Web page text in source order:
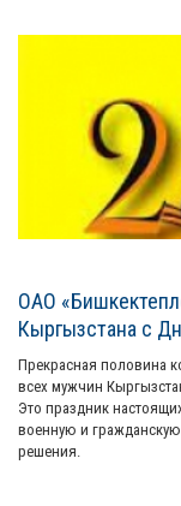
ОАО
Кыргызстана с
Прекрасная половина
всех мужчин
Это праздник
военную и
решения.